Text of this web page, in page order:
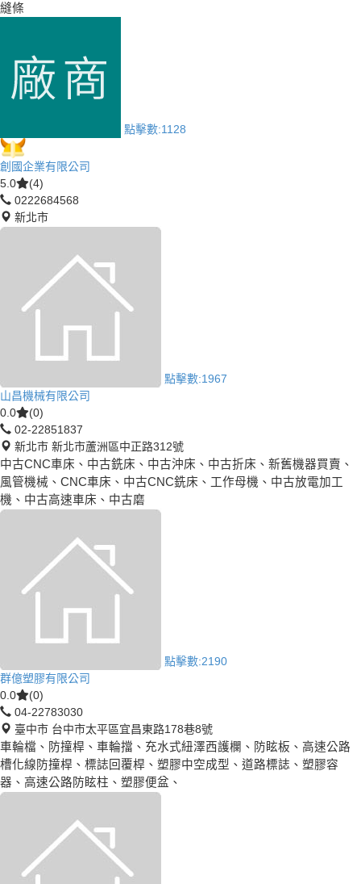
縫條
點擊數:1128
創國企業有限公司
5.0
(4)
0222684568
新北市
點擊數:1967
山昌機械有限公司
0.0
(0)
02-22851837
新北市 新北市蘆洲區中正路312號
中古CNC車床、中古銑床、中古沖床、中古折床、新舊機器買賣、
風管機械、CNC車床、中古CNC銑床、工作母機、中古放電加工
機、中古高速車床、中古磨
點擊數:2190
群億塑膠有限公司
0.0
(0)
04-22783030
臺中市 台中市太平區宜昌東路178巷8號
車輪檔、防撞桿、車輪擋、充水式紐澤西護欄、防眩板、高速公路
槽化線防撞桿、標誌回覆桿、塑膠中空成型、道路標誌、塑膠容
器、高速公路防眩柱、塑膠便盆、